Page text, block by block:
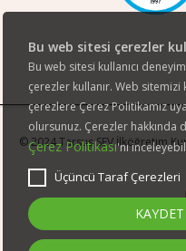
Bu web sitesi çerezler
Bu web sitesi kullanıcı
çerezler kullanır. Web
çerezlere Çerez Politikamız
olursunuz. Çerezler hakkında
Çerez Politikası'nı
Üçüncü Taraf Çerezleri
KAYDET
© 2024 Tarsus SEV İlköğretim